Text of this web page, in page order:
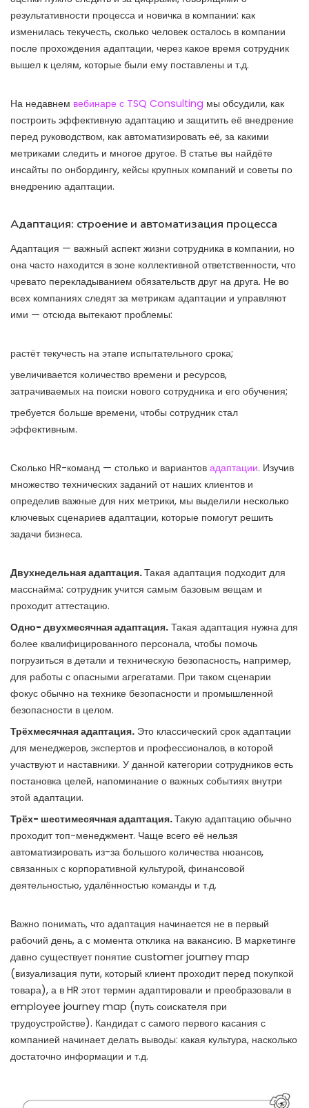
результативности процесса и новичка в компании: как
изменилась текучесть, сколько человек осталось в компании
после прохождения адаптации, через какое время сотрудник
вышел к целям, которые были ему поставлены и т.д.
На недавнем вебинаре с TSQ Consulting мы обсудили, как
построить эффективную адаптацию и защитить её внедрение
перед руководством, как автоматизировать её, за какими
метриками следить и многое другое. В статье вы найдёте
инсайты по онбордингу, кейсы крупных компаний и советы по
внедрению адаптации.
Адаптация: строение и автоматизация процесса
Адаптация — важный аспект жизни сотрудника в компании, но
она часто находится в зоне коллективной ответственности, что
чревато перекладыванием обязательств друг на друга. Не во
всех компаниях следят за метрикам адаптации и управляют
ими — отсюда вытекают проблемы:
растёт текучесть на этапе испытательного срока;
увеличивается количество времени и ресурсов,
затрачиваемых на поиски нового сотрудника и его обучения;
требуется больше времени, чтобы сотрудник стал
эффективным.
Сколько HR-команд — столько и вариантов адаптации. Изучив
множество технических заданий от наших клиентов и
определив важные для них метрики, мы выделили несколько
ключевых сценариев адаптации, которые помогут решить
задачи бизнеса.
Двухнедельная адаптация.Такая адаптация подходит для
масснайма: сотрудник учится самым базовым вещам и
проходит аттестацию.
Одно- двухмесячная адаптация. Такая адаптация нужна для
более квалифицированного персонала, чтобы помочь
погрузиться в детали и техническую безопасность, например,
для работы с опасными агрегатами. При таком сценарии
фокус обычно на технике безопасности и промышленной
безопасности в целом.
Трёхмесячная адаптация. Это классический срок адаптации
для менеджеров, экспертов и профессионалов, в которой
участвуют и наставники. У данной категории сотрудников есть
постановка целей, напоминание о важных событиях внутри
этой адаптации.
Трёх- шестимесячная адаптация.Такую адаптацию обычно
проходит топ-менеджмент. Чаще всего её нельзя
автоматизировать из-за большого количества нюансов,
связанных с корпоративной культурой, финансовой
деятельностью, удалённостью команды и т.д.
Важно понимать, что адаптация начинается не в первый
рабочий день, а с момента отклика на вакансию. В маркетинге
давно существует понятие customer journey map
(визуализация пути, который клиент проходит перед покупкой
товара), а в HR этот термин адаптировали и преобразовали в
employee journey map (путь соискателя при
трудоустройстве). Кандидат с самого первого касания с
компанией начинает делать выводы: какая культура, насколько
достаточно информации и т.д.